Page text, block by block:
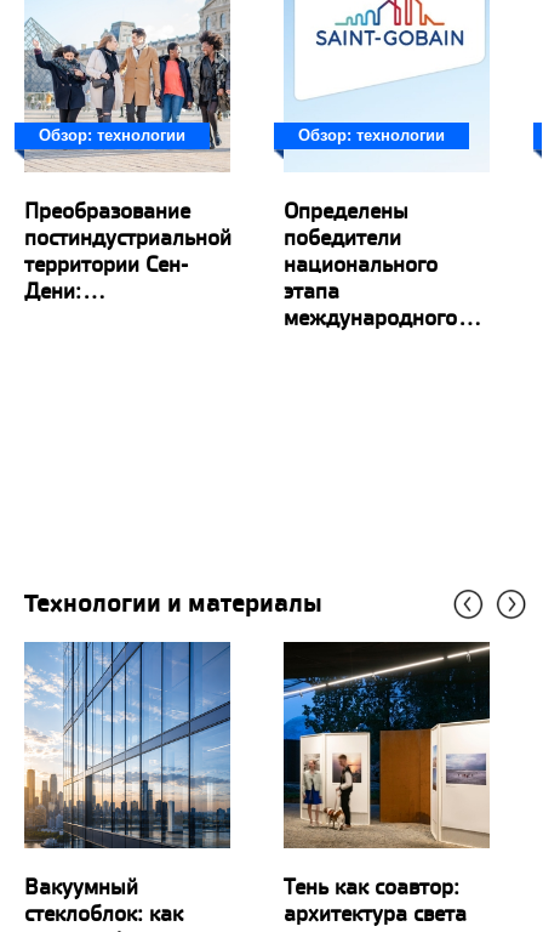
Обзор: технологии
Преобразование
постиндустриальной
территории Сен-
Дени:...
Обзор: технологии
Определены
победители
национального
этапа
международного...
Технологии и материалы
Вакуумный
стеклоблок: как
Тень как соавтор:
архитектура света